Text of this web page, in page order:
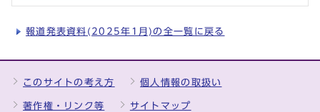
報道発表資料(2025年1月)の全一覧に戻る
このサイトの考え方 個人情報の取扱い
著作権・リンク等 サイトマップ